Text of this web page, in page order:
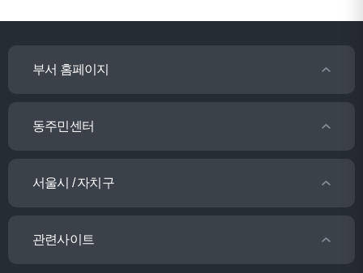
부서 홈페이지
동주민센터
서울시 / 자치구
관련사이트